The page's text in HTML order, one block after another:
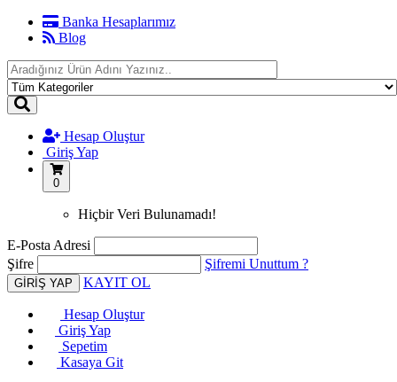
Banka Hesaplarımız
Blog
Hesap Oluştur
Giriş Yap
0
Hiçbir Veri Bulunamadı!
E-Posta Adresi
Şifre
Şifremi Unuttum ?
KAYIT OL
Hesap Oluştur
Giriş Yap
Sepetim
Kasaya Git